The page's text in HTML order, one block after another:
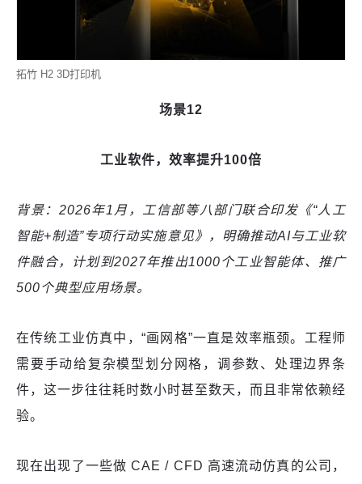
拓竹 H2 3D打印机
场景12
工业软件，效率提升100倍
背景：2026年1月，工信部等八部门联合印发《“人工
智能+制造”专项行动实施意见》，明确推动AI与工业软
件融合，计划到2027年推出1000个工业智能体、推广
500个典型应用场景。
在传统工业仿真中，“画网格”一直是效率瓶颈。工程师
需要手动给复杂模型划分网格，调参数、处理边界条
件，这一步往往耗时数小时甚至数天，而且非常依赖经
验。
现在出现了一些做 CAE / CFD 高速流动仿真的公司，